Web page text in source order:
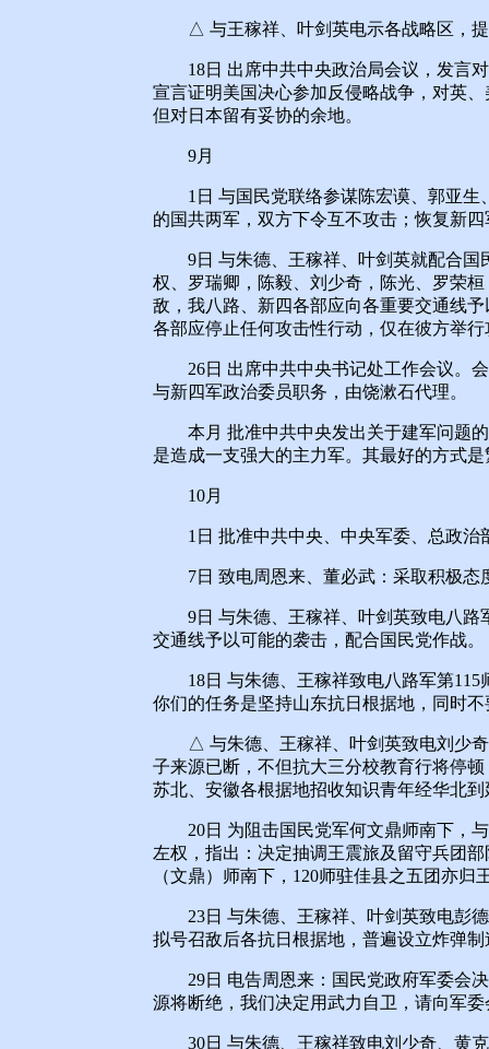
△ 与王稼祥、叶剑英电示各战略区，提
18日 出席中共中央政治局会议，发言对
宣言证明美国决心参加反侵略战争，对英
但对日本留有妥协的余地。
9月
1日 与国民党联络参谋陈宏谟、郭亚生
的国共两军，双方下令互不攻击；恢复新
9日 与朱德、王稼祥、叶剑英就配合国
权、罗瑞卿，陈毅、刘少奇，陈光、罗荣
敌，我八路、新四各部应向各重要交通线
各部应停止任何攻击性行动，仅在彼方举
26日 出席中共中央书记处工作会议。会
与新四军政治委员职务，由饶漱石代理。
本月 批准中共中央发出关于建军问题的
是造成一支强大的主力军。其最好的方式
10月
1日 批准中共中央、中央军委、总政治
7日 致电周恩来、董必武：采取积极态
9日 与朱德、王稼祥、叶剑英致电八路
交通线予以可能的袭击，配合国民党作战。
18日 与朱德、王稼祥致电八路军第115
你们的任务是坚持山东抗日根据地，同时
△ 与朱德、王稼祥、叶剑英致电刘少奇
子来源已断，不但抗大三分校教育行将停
苏北、安徽各根据地招收知识青年经华北
20日 为阻击国民党军何文鼎师南下，与
左权，指出：决定抽调王震旅及留守兵团
（文鼎）师南下，120师驻佳县之五团亦归
23日 与朱德、王稼祥、叶剑英致电彭德
拟号召敌后各抗日根据地，普遍设立炸弹
29日 电告周恩来：国民党政府军委会决
源将断绝，我们决定用武力自卫，请向军
30日 与朱德、王稼祥致电刘少奇、黄克